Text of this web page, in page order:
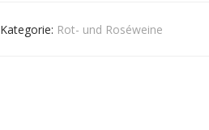
Kategorie: Rot- und Roséweine